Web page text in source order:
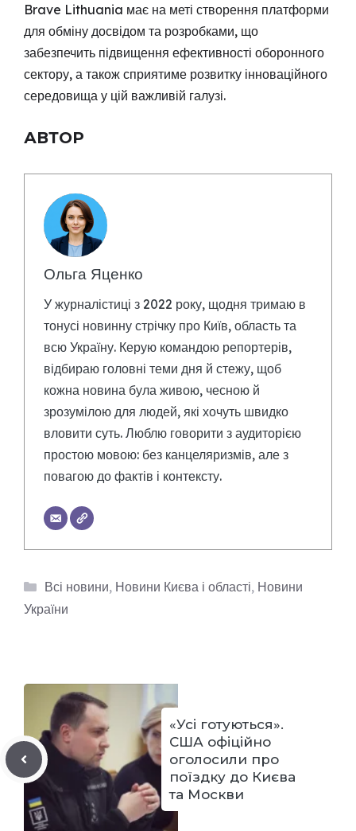
Brave Lithuania має на меті створення платформи
для обміну досвідом та розробками, що
забезпечить підвищення ефективності оборонного
сектору, а також сприятиме розвитку інноваційного
середовища у цій важливій галузі.
АВТОР
Ольга Яценко
У журналістиці з 2022 року, щодня тримаю в
тонусі новинну стрічку про Київ, область та
всю Україну. Керую командою репортерів,
відбираю головні теми дня й стежу, щоб
кожна новина була живою, чесною й
зрозумілою для людей, які хочуть швидко
вловити суть. Люблю говорити з аудиторією
простою мовою: без канцеляризмів, але з
повагою до фактів і контексту.
Категорії
Всі новини, Новини Києва і області, Новини
України
«Усі готуються».
США офіційно
оголосили про
поїздку до Києва
та Москви